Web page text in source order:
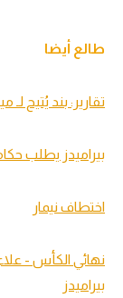
طالع أيضا
تقارير: بند يُتيح
بيراميدز يطلب
اختطاف نيمار
نهائي الكأس -
بيراميدز